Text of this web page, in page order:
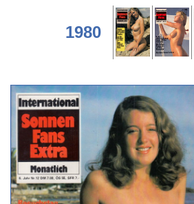
1980